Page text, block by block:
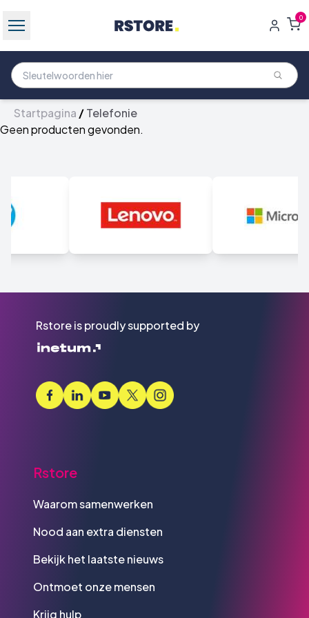
0
Startpagina /Telefonie
Geen producten gevonden.
Rstore is proudly supported by
Rstore
Waarom samenwerken
Nood aan extra diensten
Bekijk het laatste nieuws
Ontmoet onze mensen
Krijg hulp